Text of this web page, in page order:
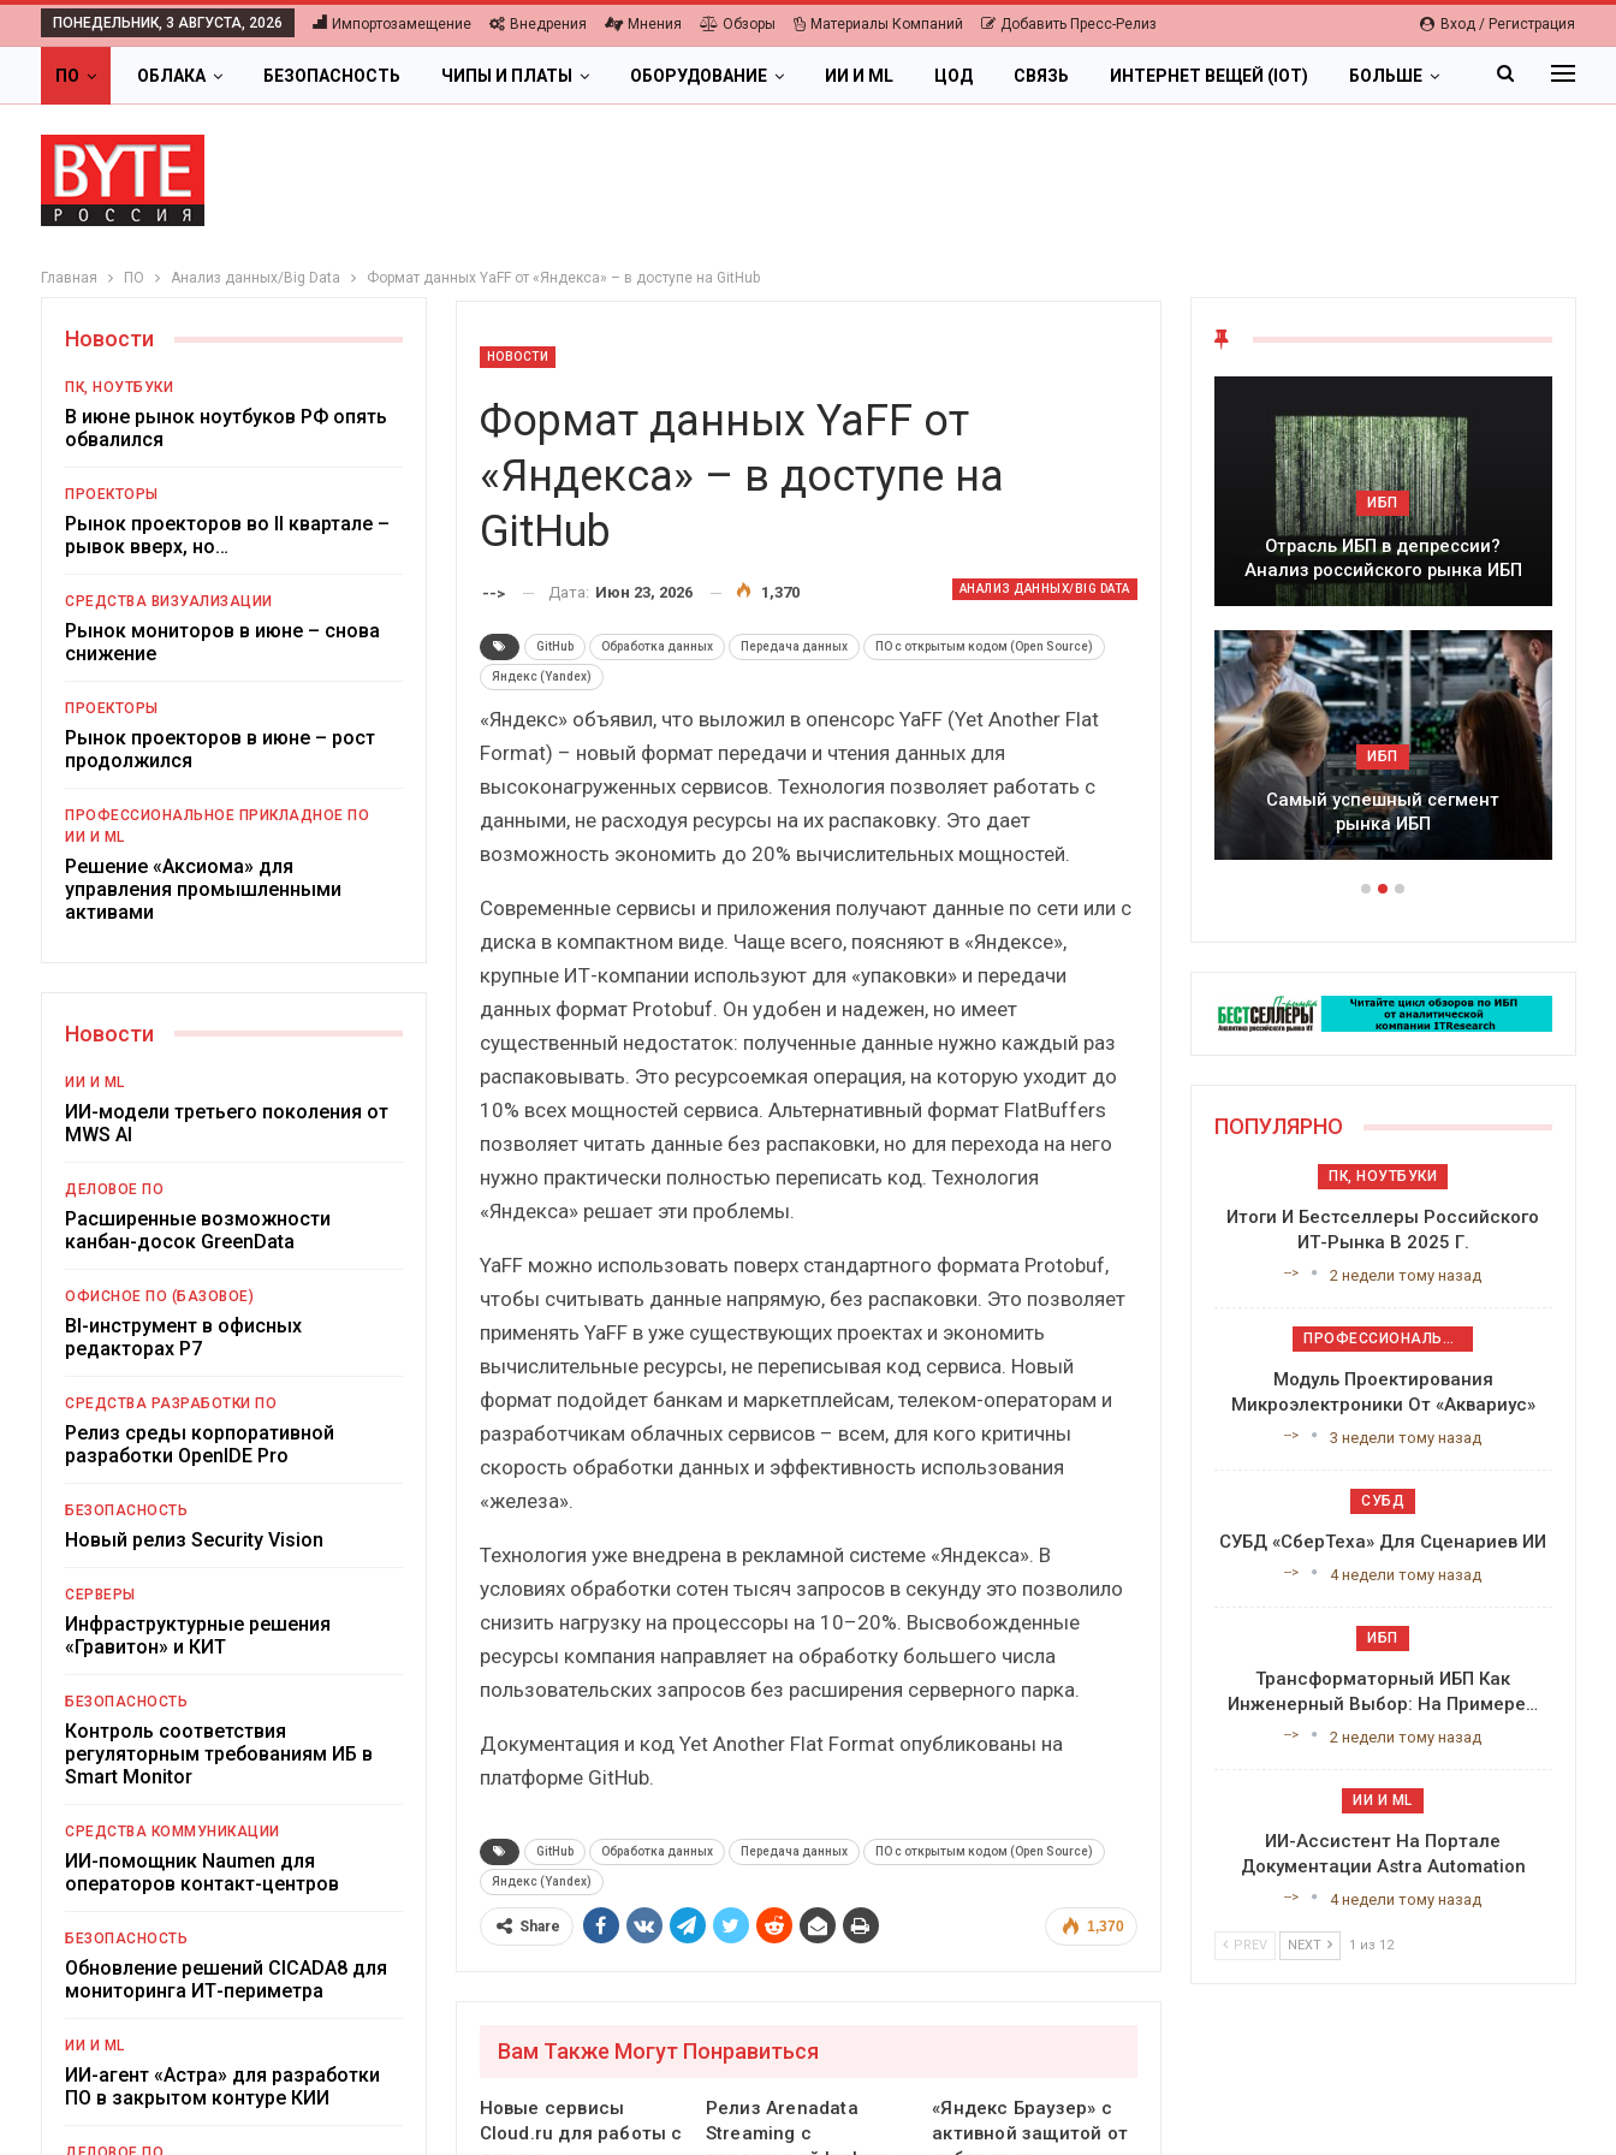
Вход / Регистрация
ПОНЕДЕЛЬНИК, 3 АВГУСТА, 2026 Импортозамещение Внедрения Мнения Обзоры Материалы Компаний Добавить Пресс-Релиз
ПО ОБЛАКА БЕЗОПАСНОСТЬ ЧИПЫ И ПЛАТЫ ОБОРУДОВАНИЕ ИИ И ML ЦОД СВЯЗЬ ИНТЕРНЕТ ВЕЩЕЙ (IOT) БОЛЬШЕ
Главная ПО Анализ данных/Big Data Формат данных YaFF от «Яндекса» – в доступе на GitHub
НОВОСТИ
Формат данных YaFF от
«Яндекса» – в доступе на
GitHub
АНАЛИЗ ДАННЫХ/BIG DATA
--> Дата: Июн 23, 2026 1,370
GitHub Обработка данных Передача данных ПО с открытым кодом (Open Source)
Яндекс (Yandex)
«Яндекс» объявил, что выложил в опенсорс YaFF (Yet Another Flat
Format) – новый формат передачи и чтения данных для
высоконагруженных сервисов. Технология позволяет работать с
данными, не расходуя ресурсы на их распаковку. Это дает
возможность экономить до 20% вычислительных мощностей.
Современные сервисы и приложения получают данные по сети или с
диска в компактном виде. Чаще всего, поясняют в «Яндексе»,
крупные ИТ-компании используют для «упаковки» и передачи
данных формат Protobuf. Он удобен и надежен, но имеет
существенный недостаток: полученные данные нужно каждый раз
распаковывать. Это ресурсоемкая операция, на которую уходит до
10% всех мощностей сервиса. Альтернативный формат FlatBuffers
позволяет читать данные без распаковки, но для перехода на него
нужно практически полностью переписать код. Технология
«Яндекса» решает эти проблемы.
YaFF можно использовать поверх стандартного формата Protobuf,
чтобы считывать данные напрямую, без распаковки. Это позволяет
применять YaFF в уже существующих проектах и экономить
вычислительные ресурсы, не переписывая код сервиса. Новый
формат подойдет банкам и маркетплейсам, телеком-операторам и
разработчикам облачных сервисов – всем, для кого критичны
скорость обработки данных и эффективность использования
«железа».
Технология уже внедрена в рекламной системе «Яндекса». В
условиях обработки сотен тысяч запросов в секунду это позволило
снизить нагрузку на процессоры на 10–20%. Высвобожденные
ресурсы компания направляет на обработку большего числа
пользовательских запросов без расширения серверного парка.
Документация и код Yet Another Flat Format опубликованы на
платформе GitHub.
GitHub Обработка данных Передача данных ПО с открытым кодом (Open Source)
Яндекс (Yandex)
1,370
Share
Вам Также Могут Понравиться
Новые сервисы
Cloud.ru для работы с
Релиз Arenadata
Streaming с
«Яндекс Браузер» с
активной защитой от
Новости
ПК, НОУТБУКИ
В июне рынок ноутбуков РФ опять
обвалился
ПРОЕКТОРЫ
Рынок проекторов во II квартале –
рывок вверх, но…
СРЕДСТВА ВИЗУАЛИЗАЦИИ
Рынок мониторов в июне – снова
снижение
ПРОЕКТОРЫ
Рынок проекторов в июне – рост
продолжился
ПРОФЕССИОНАЛЬНОЕ ПРИКЛАДНОЕ ПО
ИИ И ML
Решение «Аксиома» для
управления промышленными
активами
Новости
ИИ И ML
ИИ-модели третьего поколения от
MWS AI
ДЕЛОВОЕ ПО
Расширенные возможности
канбан-досок GreenData
ОФИСНОЕ ПО (БАЗОВОЕ)
BI-инструмент в офисных
редакторах Р7
СРЕДСТВА РАЗРАБОТКИ ПО
Релиз среды корпоративной
разработки OpenIDE Pro
БЕЗОПАСНОСТЬ
Новый релиз Security Vision
СЕРВЕРЫ
Инфраструктурные решения
«Гравитон» и КИТ
БЕЗОПАСНОСТЬ
Контроль соответствия
регуляторным требованиям ИБ в
Smart Monitor
СРЕДСТВА КОММУНИКАЦИИ
ИИ-помощник Naumen для
операторов контакт-центров
БЕЗОПАСНОСТЬ
Обновление решений CICADA8 для
мониторинга ИТ-периметра
ИИ И ML
ИИ-агент «Астра» для разработки
ПО в закрытом контуре КИИ
ОБЛАКА
Цифровая экономика 2026.
Краткий статистический
ИБП
Подкосят ли глобальные угрозы
российский рынок ИБП?
ПК, НОУТБУКИ
ИБП
Отрасль ИБП в депрессии?
Часть II.
Отрасль ИБП в депрессии?
Анализ российского рынка ИБП
ИБП
Самый успешный сегмент
рынка ИБП
Подкосят ли
ПОПУЛЯРНО
ПК, НОУТБУКИ
Итоги И Бестселлеры Российского
ИТ-Рынка В 2025 Г.
--> 2 недели тому назад
ПРОФЕССИОНАЛЬНОЕ ПРИКЛАДНОЕ ПО
Модуль Проектирования
Микроэлектроники От «Аквариус»
--> 3 недели тому назад
СУБД
СУБД «СберТеха» Для Сценариев ИИ
--> 4 недели тому назад
ИБП
Трансформаторный ИБП Как
Инженерный Выбор: На Примере…
--> 2 недели тому назад
ИИ И ML
ИИ-Ассистент На Портале
Документации Astra Automation
--> 4 недели тому назад
PREV NEXT 1 из 12